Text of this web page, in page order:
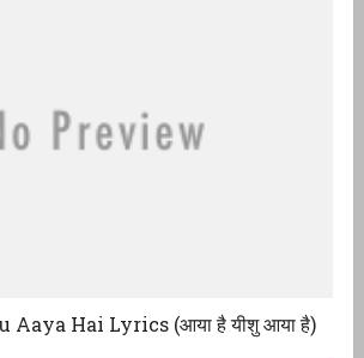
Aaya Hai Lyrics (आया है यीशु आया है)